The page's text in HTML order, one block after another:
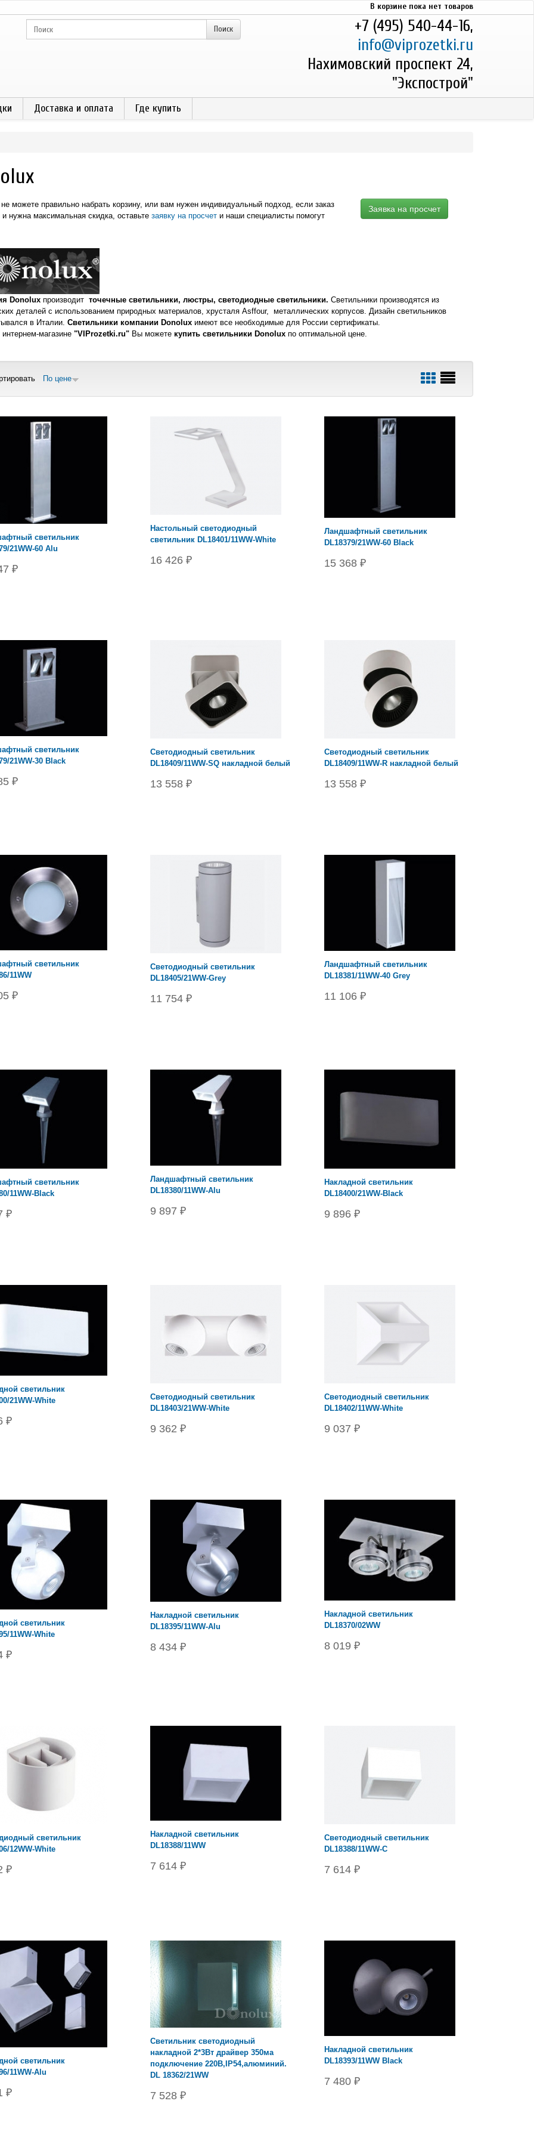
В корзине пока нет товаров
+7 (495) 540-44-16,
info@viprozetki.ru
Нахимовский проспект 24,
"Экспострой"
Доставка и оплата Где купить
можете правильно набрать корзину, или вам нужен индивидуальный подход, если заказ
нужна максимальная скидка, оставьте заявку на просчети наши специалисты помогут
Заявка на просчет
Donolux производит точечные светильники, люстры, светодиодные светильники. Светильники производятся из
деталей с использованием природных материалов, хрусталя Asffour, металлических корпусов. Дизайн светильников
в Италии. Светильники компании Donoluxимеют все необходимые для России сертификаты.
магазине "VIProzetki.ru"Вы можете купить светильники Donoluxпо оптимальной цене.
По цене
светильник
21WW-60 Alu
₽
Настольный светодиодный
светильник DL18401/11WW-White
16 426 ₽
Ландшафтный светильник
DL18379/21WW-60 Black
15 368 ₽
светильник
21WW-30 Black
₽
Cветодиодный светильник
DL18409/11WW-SQ накладной белый
13 558 ₽
Cветодиодный светильник
DL18409/11WW-R накладной белый
13 558 ₽
светильник
11WW
₽
Cветодиодный светильник
DL18405/21WW-Grey
11 754 ₽
Ландшафтный светильник
DL18381/11WW-40 Grеу
11 106 ₽
светильник
11WW-Black
₽
Ландшафтный светильник
DL18380/11WW-Alu
9 897 ₽
Накладной светильник
DL18400/21WW-Black
9 896 ₽
светильник
21WW-White
₽
Cветодиодный светильник
DL18403/21WW-White
9 362 ₽
Cветодиодный светильник
DL18402/11WW-White
9 037 ₽
светильник
11WW-White
₽
Накладной светильник
DL18395/11WW-Alu
8 434 ₽
Накладной светильник
DL18370/02WW
8 019 ₽
светильник
12WW-White
₽
Накладной светильник
DL18388/11WW
7 614 ₽
Cветодиодный светильник
DL18388/11WW-С
7 614 ₽
светильник
11WW-Alu
₽
Светильник светодиодный
накладной 2*3Вт драйвер 350ма
подключение 220В,IP54,алюминий.
DL 18362/21WW
7 528 ₽
Накладной светильник
DL18393/11WW Black
7 480 ₽